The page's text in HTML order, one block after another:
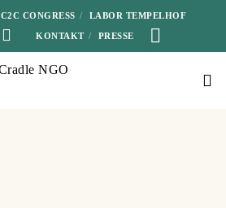
C2C CONGRESS LABOR TEMPELHOF
KONTAKT PRESSE